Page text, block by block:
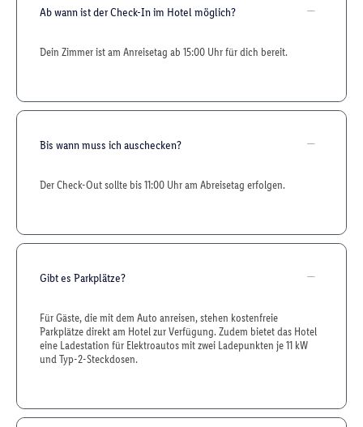
Ab wann ist der Check-In im Hotel möglich?
Dein Zimmer ist am Anreisetag ab 15:00 Uhr für dich bereit.
Bis wann muss ich auschecken?
Der Check-Out sollte bis 11:00 Uhr am Abreisetag erfolgen.
Gibt es Parkplätze?
Für Gäste, die mit dem Auto anreisen, stehen kostenfreie
Parkplätze direkt am Hotel zur Verfügung. Zudem bietet das Hotel
eine Ladestation für Elektroautos mit zwei Ladepunkten je 11 kW
und Typ-2-Steckdosen.